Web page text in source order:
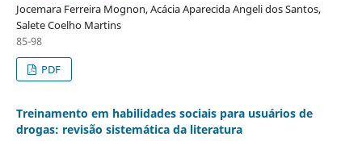
Jocemara Ferreira Mognon, Acácia Aparecida Angeli dos Santos,
Salete Coelho Martins
85-98
PDF
Treinamento em habilidades sociais para usuários de
drogas: revisão sistemática da literatura